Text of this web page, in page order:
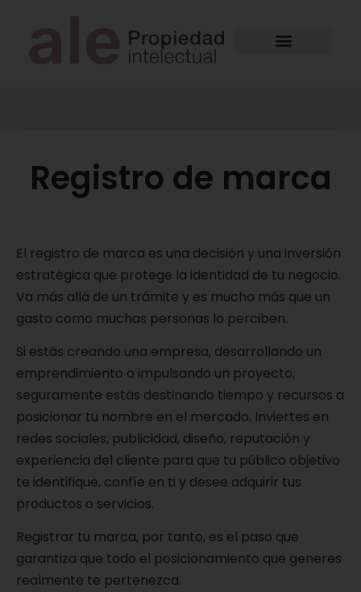
Registro de marca
El registro de marca es una decisión y una inversión
estratégica que protege la identidad de tu negocio.
Va más allá de un trámite y es mucho más que un
gasto como muchas personas lo perciben.
Si estás creando una empresa, desarrollando un
emprendimiento o impulsando un proyecto,
seguramente estás destinando tiempo y recursos a
posicionar tu nombre en el mercado. Inviertes en
redes sociales, publicidad, diseño, reputación y
experiencia del cliente para que tu público objetivo
te identifique, confíe en ti y desee adquirir tus
productos o servicios.
Registrar tu marca, por tanto, es el paso que
garantiza que todo el posicionamiento que generes
realmente te pertenezca.